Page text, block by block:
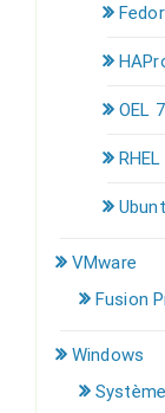
OEL 7
VMware
Fusion
Windows
Système